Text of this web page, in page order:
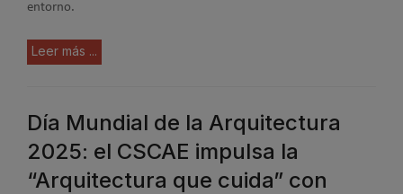
entorno.
Leer más ...
Día Mundial de la Arquitectura
2025: el CSCAE impulsa la
“Arquitectura que cuida” con